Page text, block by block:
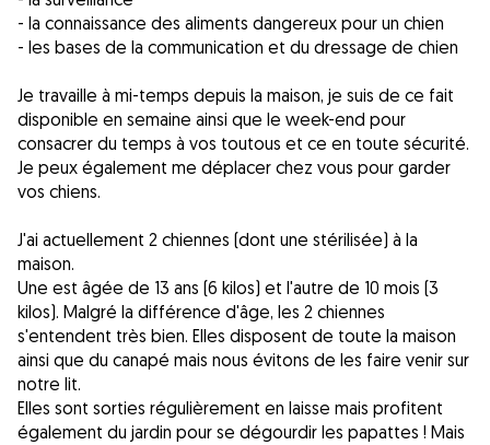
- la connaissance des aliments dangereux pour un chien
- les bases de la communication et du dressage de chien
Je travaille à mi-temps depuis la maison, je suis de ce fait
disponible en semaine ainsi que le week-end pour
consacrer du temps à vos toutous et ce en toute sécurité.
Je peux également me déplacer chez vous pour garder
vos chiens.
J'ai actuellement 2 chiennes (dont une stérilisée) à la
maison.
Une est âgée de 13 ans (6 kilos) et l'autre de 10 mois (3
kilos). Malgré la différence d'âge, les 2 chiennes
s'entendent très bien. Elles disposent de toute la maison
ainsi que du canapé mais nous évitons de les faire venir sur
notre lit.
Elles sont sorties régulièrement en laisse mais profitent
également du jardin pour se dégourdir les papattes ! Mais